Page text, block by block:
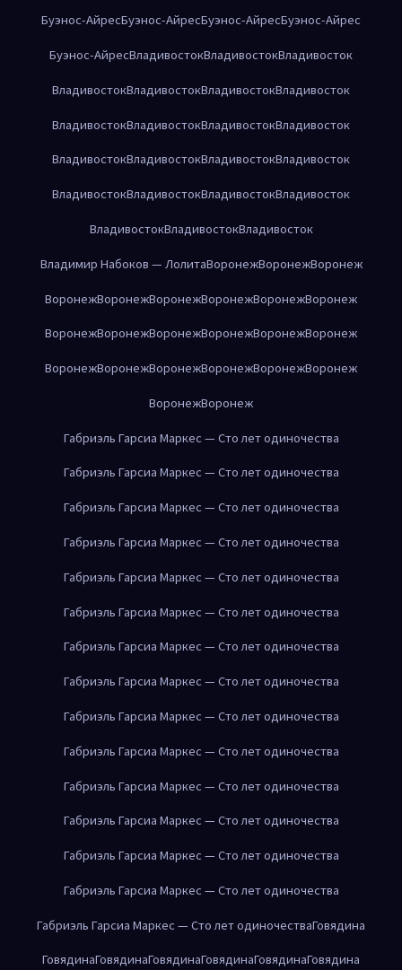
Буэнос-АйресБуэнос-АйресБуэнос-АйресБуэнос-Айрес
Буэнос-АйресВладивостокВладивостокВладивосток
ВладивостокВладивостокВладивостокВладивосток
ВладивостокВладивостокВладивостокВладивосток
ВладивостокВладивостокВладивостокВладивосток
ВладивостокВладивостокВладивостокВладивосток
ВладивостокВладивостокВладивосток
Владимир Набоков — ЛолитаВоронежВоронежВоронеж
ВоронежВоронежВоронежВоронежВоронежВоронеж
ВоронежВоронежВоронежВоронежВоронежВоронеж
ВоронежВоронежВоронежВоронежВоронежВоронеж
ВоронежВоронеж
Габриэль Гарсиа Маркес — Сто лет одиночества
Габриэль Гарсиа Маркес — Сто лет одиночества
Габриэль Гарсиа Маркес — Сто лет одиночества
Габриэль Гарсиа Маркес — Сто лет одиночества
Габриэль Гарсиа Маркес — Сто лет одиночества
Габриэль Гарсиа Маркес — Сто лет одиночества
Габриэль Гарсиа Маркес — Сто лет одиночества
Габриэль Гарсиа Маркес — Сто лет одиночества
Габриэль Гарсиа Маркес — Сто лет одиночества
Габриэль Гарсиа Маркес — Сто лет одиночества
Габриэль Гарсиа Маркес — Сто лет одиночества
Габриэль Гарсиа Маркес — Сто лет одиночества
Габриэль Гарсиа Маркес — Сто лет одиночества
Габриэль Гарсиа Маркес — Сто лет одиночества
Габриэль Гарсиа Маркес — Сто лет одиночестваГовядина
ГовядинаГовядинаГовядинаГовядинаГовядинаГовядина